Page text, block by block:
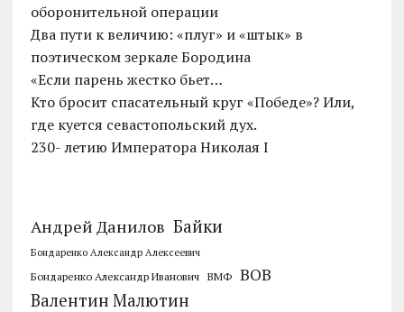
оборонительной операции
Два пути к величию: «плуг» и «штык» в
поэтическом зеркале Бородина
«Если парень жестко бьет…
Кто бросит спасательный круг «Победе»? Или,
где куется севастопольский дух.
230- летию Императора Николая I
Андрей Данилов Байки
Бондаренко Александр Алексеевич
Бондаренко Александр Иванович ВМФ ВОВ
Валентин Малютин